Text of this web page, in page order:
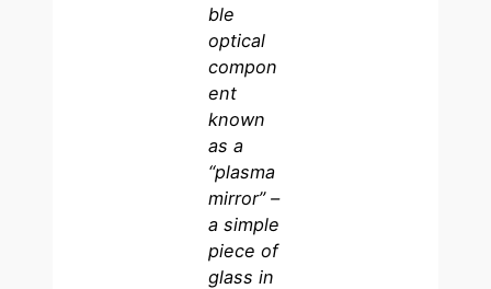
ble
optical
compon
ent
known
as a
“plasma
mirror” –
a simple
piece of
glass in